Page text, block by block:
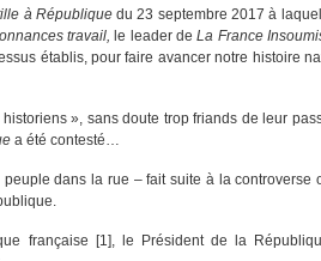
à Républiquedu 23 septembre 2017 à
travail, le leader deLa France
établis, pour faire avancer notre histoire
», sans doute trop friands de leur
a été contesté…
dans la rue – fait suite à la controverse
française [1], le Président de la